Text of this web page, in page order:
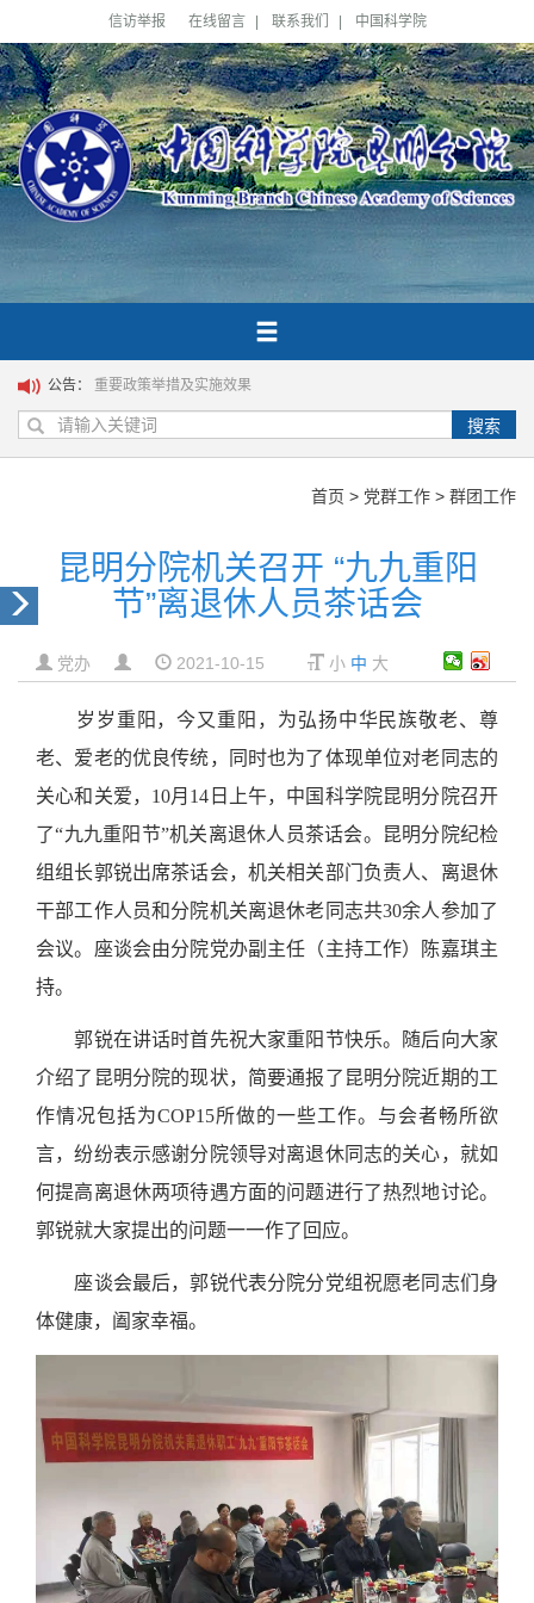
信访举报 在线留言 联系我们 中国科学院
公告： 重要政策举措及实施效果
搜索
首页 > 党群工作 > 群团工作
昆明分院机关召开 “九九重阳
节”离退休人员茶话会
党办 2021-10-15 小 中 大
岁岁重阳，今又重阳，为弘扬中华民族敬老、尊
老、爱老的优良传统，同时也为了体现单位对老同志的
关心和关爱， 10月 14 日上午，中国科学院昆明分院召开
了“九九重阳节”机关离退休人员茶话会。昆明分院纪检
组组长郭锐出席茶话会，机关相关部门负责人、离退休
干部工作人员和分院机关离退休老同志共30余人参加了
会议。座谈会由分院党办副主任（主持工作）陈嘉琪主
持。
郭锐在讲话时首先祝大家重阳节快乐。随后向大家
介绍了昆明分院的现状，简要通报了昆明分院近期的工
作情况包括为COP15所做的一些工作。与会者畅所欲
言，纷纷表示感谢分院领导对离退休同志的关心，就如
何提高离退休两项待遇方面的问题进行了热烈地讨论。
郭锐就大家提出的问题一一作了回应。
座谈会最后，郭锐代表分院分党组祝愿老同志们身
体健康，阖家幸福。